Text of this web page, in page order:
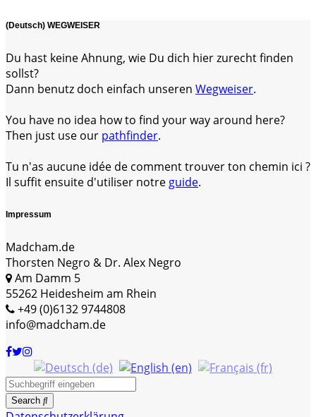
(Deutsch) WEGWEISER
Du hast keine Ahnung, wie Du dich hier zurecht finden
sollst?
Dann benutz doch einfach unseren Wegweiser.
You have no idea how to find your way around here?
Then just use our pathfinder.
Tu n'as aucune idée de comment trouver ton chemin ici ?
Il suffit ensuite d'utiliser notre guide.
Impressum
Madcham.de
Thorsten Negro & Dr. Alex Negro
Am Damm 5
55262 Heidesheim am Rhein
+49 (0)6132 9744808
info@madcham.de
Search